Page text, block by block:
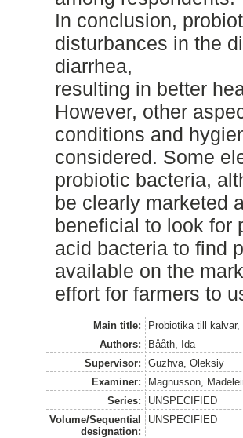
In conclusion,
disturbances in the
diarrhea,
resulting in better
However, other
conditions and
considered. Some
probiotic bacteria,
be clearly marketed
beneficial to look for
acid bacteria to find
available on the
effort for farmers to
Main title:
Probiotika till
Authors:
Bååth, Ida
Supervisor:
Guzhva, Oleksiy
Examiner:
Magnusson,
Series:
UNSPECIFIED
Volume/Sequential
designation:
UNSPECIFIED